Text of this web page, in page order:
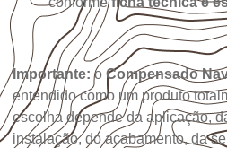
Importante: o Compensado
entendido como um produto
escolha depende da aplicação,
instalação, do acabamento, da